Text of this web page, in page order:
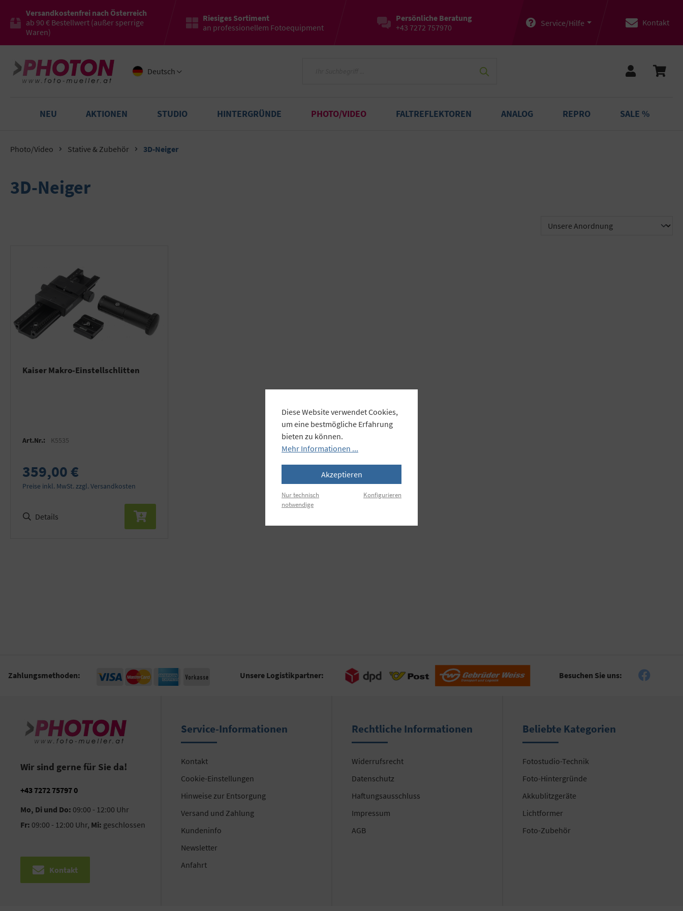
Versandkostenfrei nach Österreich
ab 90 € Bestellwert (außer sperrige
Waren)
Riesiges Sortiment
an professionellem Fotoequipment
Persönliche Beratung
+43 7272 757970
Service/Hilfe Kontakt
Deutsch
NEU AKTIONEN STUDIO HINTERGRÜNDE PHOTO/VIDEO FALTREFLEKTOREN ANALOG REPRO SALE %
Photo/Video Stative & Zubehör 3D-Neiger
3D-Neiger
Kaiser Makro-Einstellschlitten
Art.Nr.: K5535
359,00 €
Preise inkl. MwSt. zzgl. Versandkosten
Details
Zahlungsmethoden: Unsere Logistikpartner: Besuchen Sie uns:
Wir sind gerne für Sie da!
+43 7272 75797 0
Mo, Di und Do: 09:00 - 12:00 Uhr
Fr: 09:00 - 12:00 Uhr, Mi: geschlossen
Kontakt
Service-Informationen
Kontakt
Cookie-Einstellungen
Hinweise zur Entsorgung
Versand und Zahlung
Kundeninfo
Newsletter
Anfahrt
Rechtliche Informationen
Widerrufsrecht
Datenschutz
Haftungsausschluss
Impressum
AGB
Beliebte Kategorien
Fotostudio-Technik
Foto-Hintergründe
Akkublitzgeräte
Lichtformer
Foto-Zubehör
Diese Website verwendet Cookies,
um eine bestmögliche Erfahrung
bieten zu können.
Mehr Informationen ...
Akzeptieren
Nur technisch
notwendige
Konfigurieren